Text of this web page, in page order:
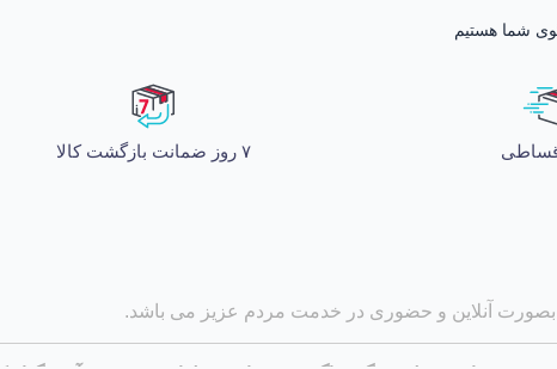
۷ روز ضمانت بازگشت کالا
بصورت آنلاین و حضوری در خدمت مردم عزیز می باشد.